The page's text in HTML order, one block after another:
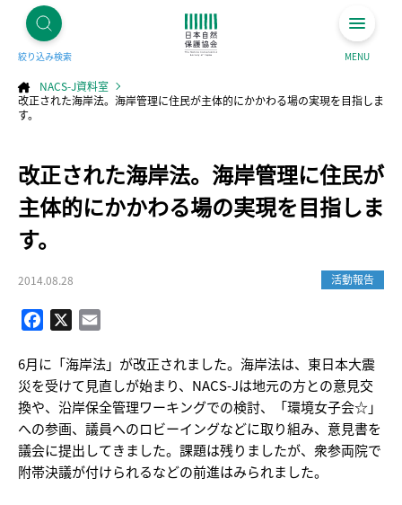
絞り込み検索 MENU
NACS-J資料室
改正された海岸法。海岸管理に住民が主体的にかかわる場の実現を目指しま
す。
改正された海岸法。海岸管理に住民が
主体的にかかわる場の実現を目指しま
す。
2014.08.28 活動報告
Facebook
6月に「海岸法」が改正されました。海岸法は、東日本大震
災を受けて見直しが始まり、NACS-Jは地元の方との意見交
換や、沿岸保全管理ワーキングでの検討、「環境女子会☆」
への参画、議員へのロビーイングなどに取り組み、意見書を
議会に提出してきました。課題は残りましたが、衆参両院で
附帯決議が付けられるなどの前進はみられました。